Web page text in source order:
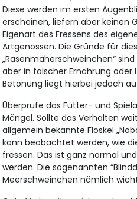
Diese werden im ersten
erscheinen, liefern aber keinen
Eigenart des Fressens des
Artgenossen. Die Gründe für
„Rasenmäherschweinchen“
aber in falscher Ernährung oder
Betonung liegt hierbei jedoch
Überprüfe das Futter- und
Mängel. Sollte das Verhalten
allgemein bekannte Floskel
kann beobachtet werden, wie
fressen. Das ist ganz normal
werden. Die sogenannten
Meerschweinchen nämlich